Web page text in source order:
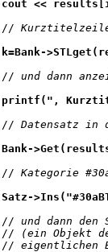
cout <<
//
k=Bank-
// und dann
printf(",
// Datensatz in
Bank-
// Kategorie
Satz-
// und dann
// (ein Objekt
// eigentlichen